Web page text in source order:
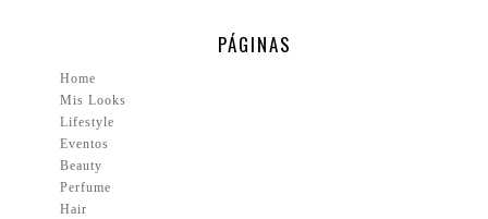
PÁGINAS
Home
Mis Looks
Lifestyle
Eventos
Beauty
Perfume
Hair